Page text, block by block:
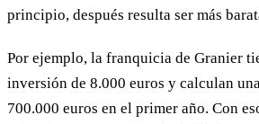
principio, después resulta ser más
Por ejemplo, la franquicia de Granier
inversión de 8.000 euros y calculan
700.000 euros en el primer año. Con